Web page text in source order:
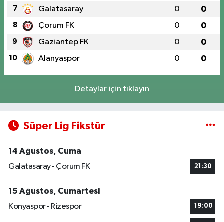
7 Galatasaray 0 0
8 Çorum FK 0 0
9 Gaziantep FK 0 0
10 Alanyaspor 0 0
Detaylar için tıklayın
Süper Lig Fikstür
14 Ağustos, Cuma
Galatasaray - Çorum FK
21:30
15 Ağustos, Cumartesi
Konyaspor - Rizespor
19:00